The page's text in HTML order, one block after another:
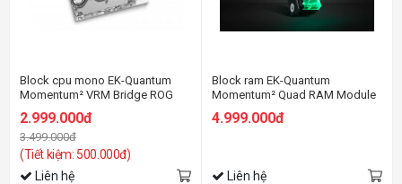
Block cpu mono EK-Quantum
Momentum² VRM Bridge ROG
White
2.999.000đ
3.499.000đ
(Tiết kiệm: 500.000đ)
Liên hệ
Block ram EK-Quantum
Momentum² Quad RAM Module
4.999.000đ
Liên hệ